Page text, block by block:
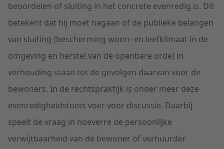
beoordelen of sluiting in het concrete evenredig is. Dit
betekent dat hij moet nagaan of de publieke belangen
van sluiting (bescherming woon- en leefklimaat in de
omgeving en herstel van de openbare orde) in
verhouding staan tot de gevolgen daarvan voor de
bewoners. In de rechtspraktijk is onder meer deze
evenredigheidstoets voer voor discussie. Daarbij
speelt de vraag in hoeverre de persoonlijke
verwijtbaarheid van de bewoner of verhuurder